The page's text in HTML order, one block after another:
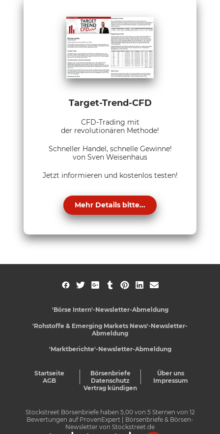
Target-Trend-CFD
CFD-Trading mit
der revolutionären Methode!
Schneller Handel, schnelle Gewinne!
von Sven Weisenhaus
Jetzt informieren und kostenlos testen!
Mehr Details bitte...
'Börse Intern'-Newsletter-Abmeldung
'Rohstoffe & Emerging Markets News'-Newsletter-
Abmeldung
'Marktberichte'-Newsletter-Abmeldung
Startseite Börsenbriefe
Über uns
AGB
Datenschutz
Impressum
Vertrag kündigen
Stockstreet Börsenbriefe haben 5,00von 5Sternen von 12
Bewertungen auf ProvenExpert
| Börsenbriefe & Börsen-
Newsletter von Stockstreet.de